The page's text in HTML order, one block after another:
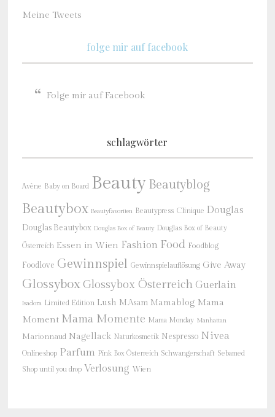
Meine Tweets
folge mir auf facebook
Folge mir auf Facebook
schlagwörter
Avène Baby on Board Beauty Beautyblog
Beautybox Beautyfavoriten Beautypress Clinique Douglas
Douglas Beautybox Douglas Box of Beauty Douglas Box of Beauty
Österreich Essen in Wien Fashion Food Foodblog
Foodlove Gewinnspiel Gewinnspielauflösung Give Away
GlossyboxGlossybox Österreich Guerlain
Isadora Limited Edition Lush M.Asam Mamablog Mama
Moment Mama Momente Mama Monday Manhattan
Marionnaud Nagellack Naturkosmetik Nespresso Nivea
Onlineshop Parfum Pink Box Österreich Schwangerschaft Sebamed
Shop until you drop Verlosung Wien